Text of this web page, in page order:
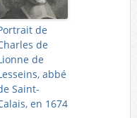
de
de
de
abbé
Saint-
en 1674